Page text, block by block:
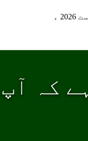
کہ آپ